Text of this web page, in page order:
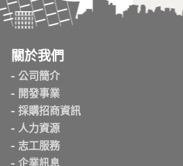
關於我們
公司簡介
開發事業
採購招商資訊
人力資源
志工服務
企業訊息